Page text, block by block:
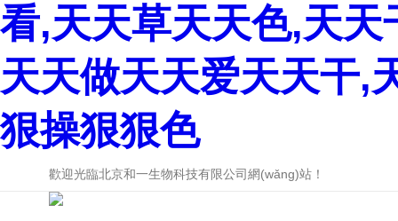
看,天天草天天色,天
天天做天天爱天天干,
狠操狠狠色
歡迎光臨北京和一生物科技有限公司網(wǎng)站！